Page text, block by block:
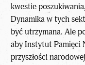
kwestie
Dynamika w tych
być utrzymana. Ale
aby Instytut Pamięci
przyszłości